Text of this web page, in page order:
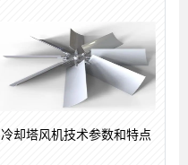
冷却塔风机技术参数和特点